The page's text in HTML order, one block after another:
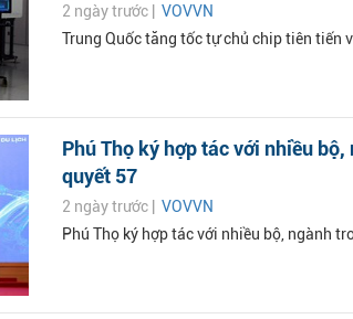
2 ngày trước | VOVVN
Trung Quốc tăng tốc tự chủ chip tiên tiến
Phú Thọ ký hợp tác với nhiều
quyết 57
2 ngày trước | VOVVN
Phú Thọ ký hợp tác với nhiều bộ, ngành